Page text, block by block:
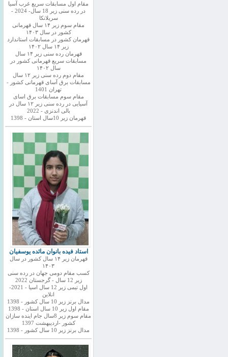
مقام اول مسابقات سریع غرب آسیا
در رده سنی زیر 18 سال- 2024 -
سریلانکا
مقام سوم زیر ۱۴ سال قهرمانی
کشور در سال ۱۴۰۳
قهرمان کشور در مسابقات استاندارد
زیر ۱۴ سال ۱۴۰۲
قهرمان رده سنی زیر ۱۴ سال
مسابقات سریع قهرمانی کشور در
سال ۱۴۰۲
مقام دوم رده سنی زیر ۱۲ سال
مسابقات برق آسای قهرمانی کشور -
تهران 1401
مقام سوم مسابقات برق اسای
آسیایی در رده سنی زیر ۱۲ سال در
بالی اندنزی - 2022
قهرمان زیر 10سال استان - 1398
استاد فیده بانوان مائده یوسفیان
قهرمان زیر ۱۴ سال کشور در سال
۱۴۰۳
کسب مقام دومی جهان در رده سنی
زیر 12 سال - گرجستان 2022
اول تیمی زیر 12 سال اسیا - 2021-
انلاین
مدال برنز زیر 10 سال کشور - 1398
مقام اول زیر 10 سال استان - 1398
مقام سوم زیر 8سال جام اینده سازان
کشور -اردیبهشت 1397
مدال برنز زیر 10 سال کشور - 1398